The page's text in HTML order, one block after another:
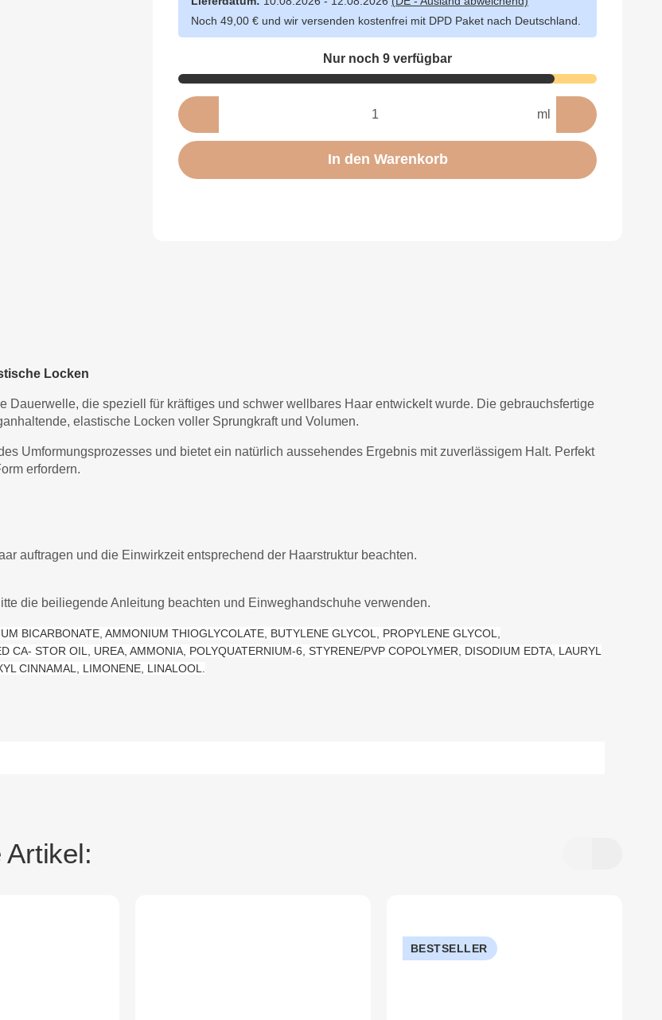
Noch 49,00 € und wir versenden kostenfrei mit DPD Paket nach Deutschland.
Nur noch 9 verfügbar
ml
In den Warenkorb
Locken
Dauerwelle, die speziell für kräftiges und schwer wellbares Haar entwickelt wurde. Die gebrauchsfertige
elastische Locken voller Sprungkraft und Volumen.
Umformungsprozesses und bietet ein natürlich aussehendes Ergebnis mit zuverlässigem Halt. Perfekt
erfordern.
auftragen und die Einwirkzeit entsprechend der Haarstruktur beachten.
die beiliegende Anleitung beachten und Einweghandschuhe verwenden.
BICARBONATE, AMMONIUM THIOGLYCOLATE, BUTYLENE GLYCOL, PROPYLENE GLYCOL,
CA- STOR OIL, UREA, AMMONIA, POLYQUATERNIUM-6, STYRENE/PVP COPOLYMER, DISODIUM EDTA, LAURYL
CINNAMAL, LIMONENE, LINALOOL.
BESTSELLER